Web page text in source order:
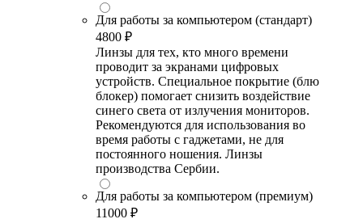
Для работы за компьютером (стандарт)
4800 ₽
Линзы для тех, кто много времени
проводит за экранами цифровых
устройств. Специальное покрытие (блю
блокер) помогает снизить воздействие
синего света от излучения мониторов.
Рекомендуются для использования во
время работы с гаджетами, не для
постоянного ношения. Линзы
производства Сербии.
Для работы за компьютером (премиум)
11000 ₽